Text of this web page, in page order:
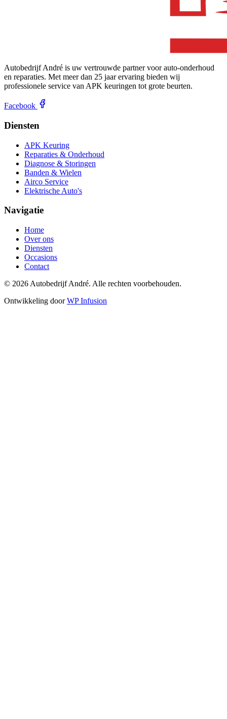
Autobedrijf André is uw vertrouwde partner voor auto-onderhoud
en reparaties. Met meer dan 25 jaar ervaring bieden wij
professionele service van APK keuringen tot grote beurten.
Facebook
Diensten
APK Keuring
Reparaties & Onderhoud
Diagnose & Storingen
Banden & Wielen
Airco Service
Elektrische Auto's
Navigatie
Home
Over ons
Diensten
Occasions
Contact
© 2026 Autobedrijf André. Alle rechten voorbehouden.
Ontwikkeling doorWP Infusion